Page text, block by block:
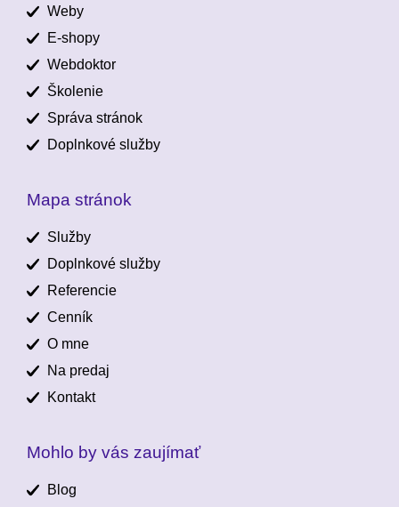
Weby
E-shopy
Webdoktor
Školenie
Správa stránok
Doplnkové služby
Mapa stránok
Služby
Doplnkové služby
Referencie
Cenník
O mne
Na predaj
Kontakt
Mohlo by vás zaujímať
Blog